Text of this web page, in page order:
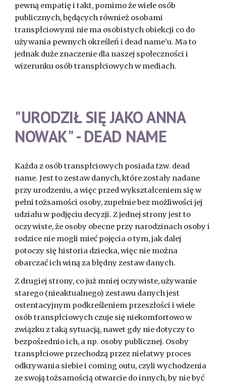
pewną empatię i takt, pomimo że wiele osób
publicznych, będących również osobami
transpłciowymi nie ma osobistych obiekcji co do
używania pewnych określeń i dead name’u. Ma to
jednak duże znaczenie dla naszej społeczności i
wizerunku osób transpłciowych w mediach.
"URODZIŁ SIĘ JAKO ANNA
NOWAK" - DEAD NAME
Każda z osób transpłciowych posiada tzw. dead
name. Jest to zestaw danych, które zostały nadane
przy urodzeniu, a więc przed wykształceniem się w
pełni tożsamości osoby, zupełnie bez możliwości jej
udziału w podjęciu decyzji. Z jednej strony jest to
oczywiste, że osoby obecne przy narodzinach osoby i
rodzice nie mogli mieć pojęcia o tym, jak dalej
potoczy się historia dziecka, więc nie można
obarczać ich winą za błędny zestaw danych.
Z drugiej strony, co już mniej oczywiste, używanie
starego (nieaktualnego) zestawu danych jest
ostentacyjnym podkreśleniem przeszłości i wiele
osób transpłciowych czuje się niekomfortowo w
związku z taką sytuacją, nawet gdy nie dotyczy to
bezpośrednio ich, a np. osoby publicznej. Osoby
transpłciowe przechodzą przez niełatwy proces
odkrywania siebie i coming outu, czyli wychodzenia
ze swoją tożsamością otwarcie do innych, by nie być